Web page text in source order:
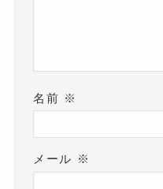
名前 ※
メール ※